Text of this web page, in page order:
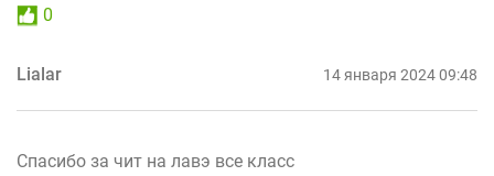
0
Lialar 14 января 2024 09:48
Спасибо за чит на лавэ все класс